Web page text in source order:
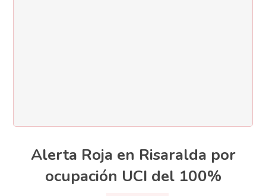
Alerta Roja en Risaralda por
ocupación UCI del 100%